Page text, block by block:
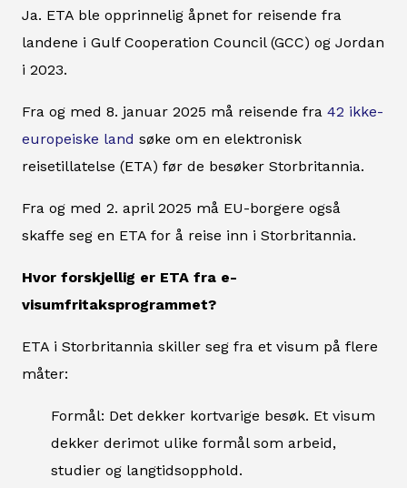
Ja. ETA ble opprinnelig åpnet for reisende fra
landene i Gulf Cooperation Council (GCC) og Jordan
i 2023.
Fra og med 8. januar 2025 må reisende fra 42 ikke-
europeiske land søke om en elektronisk
reisetillatelse (ETA) før de besøker Storbritannia.
Fra og med 2. april 2025 må EU-borgere også
skaffe seg en ETA for å reise inn i Storbritannia.
Hvor forskjellig er ETA fra e-
visumfritaksprogrammet?
ETA i Storbritannia skiller seg fra et visum på flere
måter:
Formål: Det dekker kortvarige besøk. Et visum
dekker derimot ulike formål som arbeid,
studier og langtidsopphold.